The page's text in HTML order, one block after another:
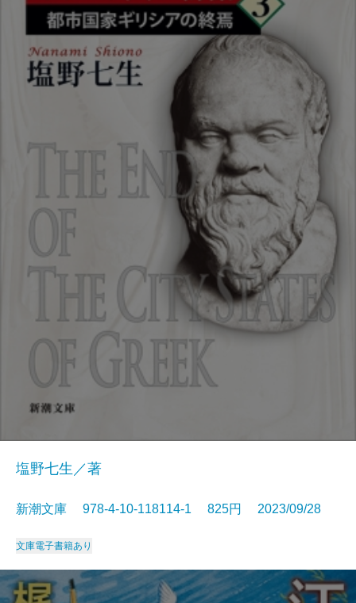
塩野七生／著
新潮文庫 978-4-10-118114-1 825円 2023/09/28
文庫電子書籍あり